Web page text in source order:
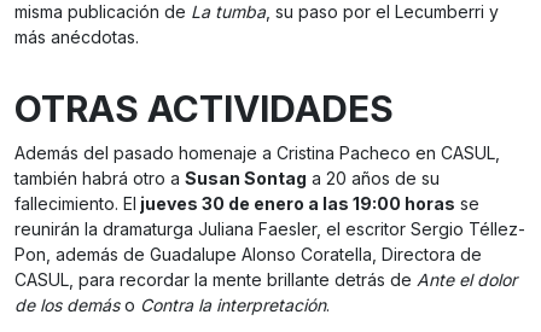
misma publicación de La tumba, su paso por el Lecumberri y
más anécdotas.
OTRAS ACTIVIDADES
Además del pasado homenaje a Cristina Pacheco en CASUL,
también habrá otro a Susan Sontag a 20 años de su
fallecimiento. El jueves 30 de enero a las 19:00 horas se
reunirán la dramaturga Juliana Faesler, el escritor Sergio Téllez-
Pon, además de Guadalupe Alonso Coratella, Directora de
CASUL, para recordar la mente brillante detrás de Ante el dolor
de los demáso Contra la interpretación.